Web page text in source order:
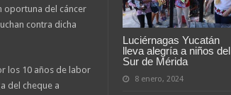
Luciérnagas Yucatán
lleva alegría a niños del
Sur de Mérida
8 enero, 2024
oportuna del cáncer
contra dicha
los 10 años de labor
del cheque a